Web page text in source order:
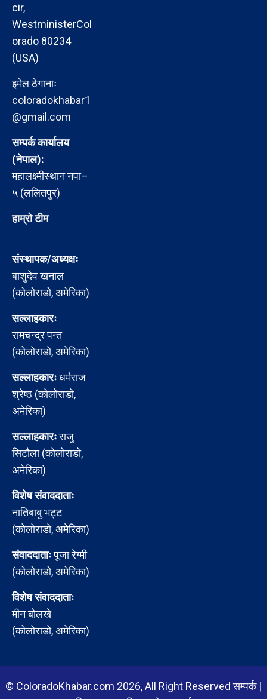
cir,
WestministerCol
orado 80234
(USA)
इमेल ठेगानाः
coloradokhabar1
@gmail.com
सम्पर्क कार्यालय
(नेपाल):
महालक्ष्मीस्थान नपा–
५ (ललितपुर)
हाम्रो टीम
संस्थापक/अध्यक्षः
बाशुदेव खनाल
(कोलोराडो, अमेरिका)
सल्लाहकारः
रामचन्द्र पन्त
(कोलोराडो, अमेरिका)
सल्लाहकारःधर्मराज
श्रेष्ठ (कोलोराडो,
अमेरिका)
सल्लाहकारःराजु
सिटौला (कोलोराडो,
अमेरिका)
विशेष संवाददाताः
नातिबाबु भट्ट
(कोलोराडो, अमेरिका)
संवाददाताःपूजा रेग्मी
(कोलोराडो, अमेरिका)
विशेष संवाददाताः
मीन बोलखे
(कोलोराडो, अमेरिका)
© ColoradoKhabar.com 2026, All Right Reservedसम्पर्क|